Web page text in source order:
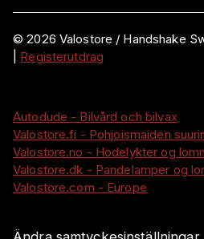
©2026 Valostore / Handshake
Registerutdrag
Autodude - Bilvård och bilvax
Valostore.fi - Pohjoismaiden
Valostore.no - Hodelykter og
Valostore.dk - Pandelamper og
Valostore.com - Europe